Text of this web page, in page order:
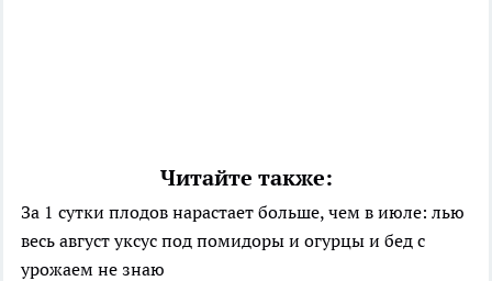
Читайте также:
За 1 сутки плодов нарастает больше, чем в июле: лью
весь август уксус под помидоры и огурцы и бед с
урожаем не знаю